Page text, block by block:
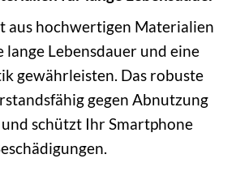
aus hochwertigen Materialien
lange Lebensdauer und eine
gewährleisten. Das robuste
gegen Abnutzung
schützt Ihr Smartphone